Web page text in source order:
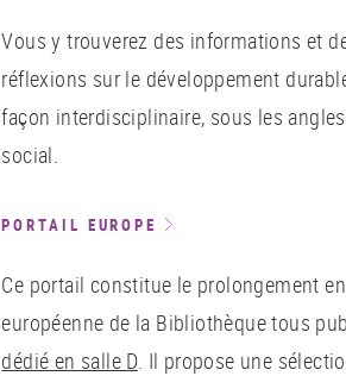
Vous y trouverez des informations et
réflexions sur le développement
façon interdisciplinaire, sous les
social.
PORTAIL EUROPE
Ce portail constitue le prolongement
européenne de la Bibliothèque tous
dédié en salle D . Il propose une